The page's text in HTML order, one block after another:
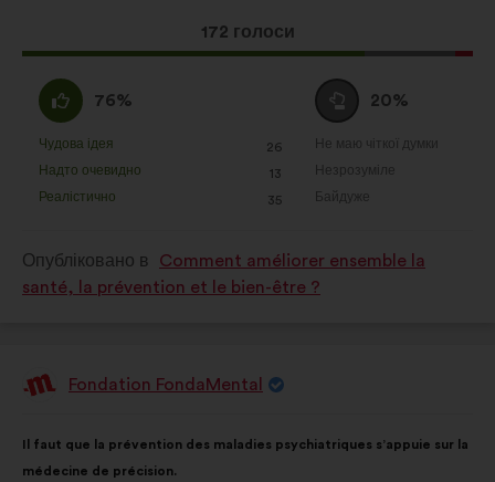
Ця
пропозиція
172 голоси
За
:
76%
Чудова ідея
: 26
разів
Надто очевидно
: 13
разів
Реалістично
: 35
разів
Утримуюся
:
20%
Не маю чіткої думки
:разів
Незрозуміле
:разів
Байдуже
:разів
Опубліковано в
Comment améliorer ensemble la
santé, la prévention et le bien-être ?
ПропозиціяFondation FondaMental
пропозиції:
Il faut que la prévention des maladies psychiatriques s’appuie sur la
médecine de précision.
розподілом: